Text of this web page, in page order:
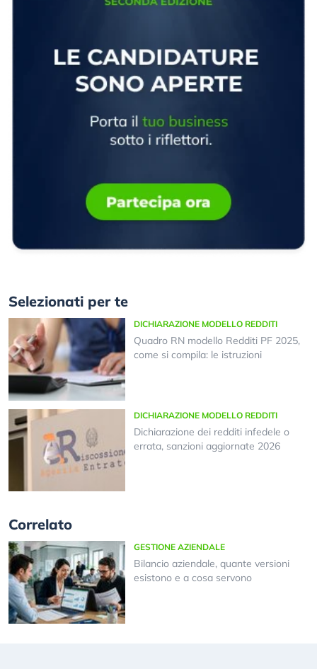
Selezionati per te
DICHIARAZIONE MODELLO REDDITI
Quadro RN modello Redditi PF 2025,
come si compila: le istruzioni
DICHIARAZIONE MODELLO REDDITI
Dichiarazione dei redditi infedele o
errata, sanzioni aggiornate 2026
Correlato
GESTIONE AZIENDALE
Bilancio aziendale, quante versioni
esistono e a cosa servono